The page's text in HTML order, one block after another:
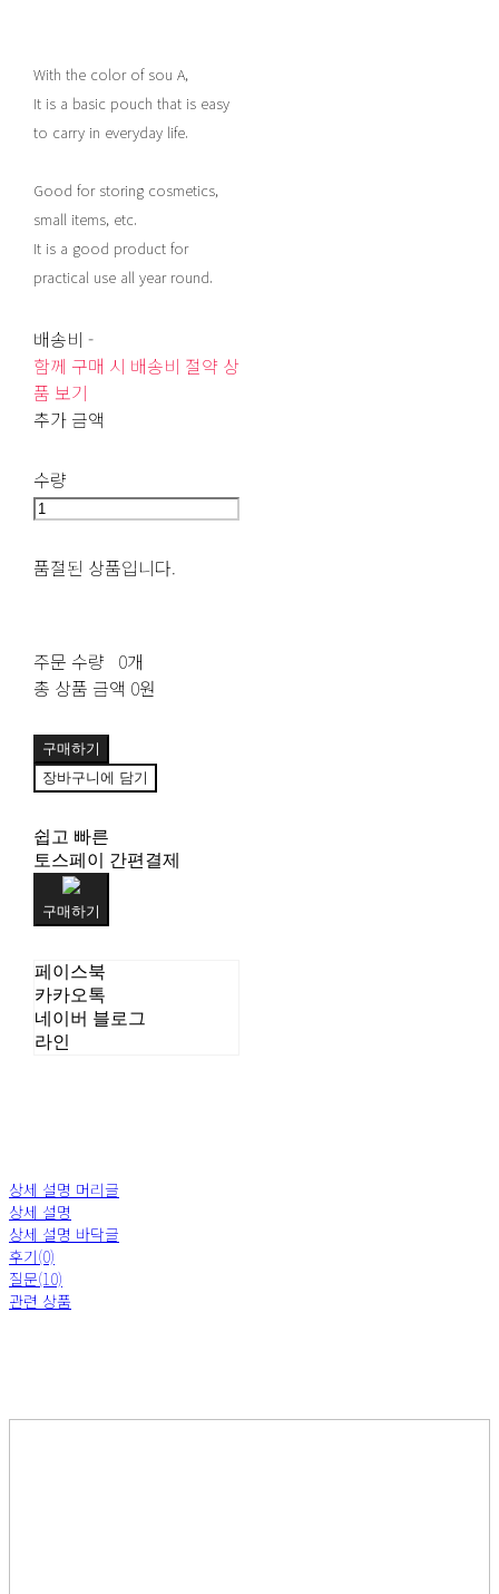
With the color of sou A,
It is a basic pouch that is easy
to carry in everyday life.
Good for storing cosmetics,
small items, etc.
It is a good product for
practical use all year round.
배송비 -
함께 구매 시 배송비 절약 상
품 보기
추가 금액
수량
품절된 상품입니다.
주문 수량 0개
총 상품 금액 0원
구매하기
장바구니에 담기
쉽고 빠른
토스페이 간편결제
구매하기
페이스북
카카오톡
네이버 블로그
라인
상세 설명 머리글
상세 설명
상세 설명 바닥글
후기(0)
질문(10)
관련 상품